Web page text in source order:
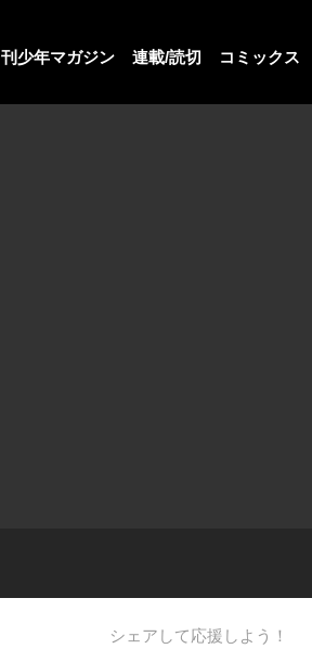
少年マガジン 連載/読切 コミックス
シェアして応援しよう！